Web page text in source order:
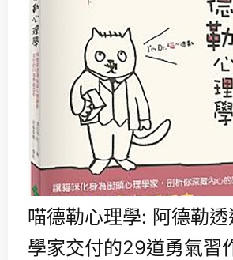
喵德勒心理學: 阿德勒
學家交付的29道勇氣習